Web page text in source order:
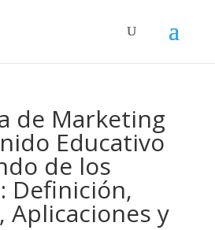
de Marketing
Educativo
de los
Definición,
Aplicaciones y